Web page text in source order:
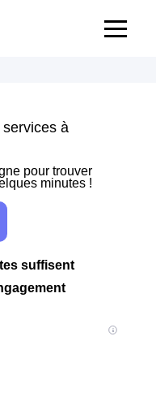
à
pour trouver
minutes !
suffisent